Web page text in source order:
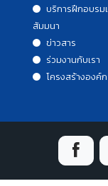
บริการฝึกอบรม
สัมมนา
ข่าวสาร
ร่วมงานกับเรา
โครงสร้างองค์